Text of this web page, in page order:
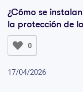
¿Cómo se
la protección de
difícil acceso,
alcantarillas?
0
17/04/2026